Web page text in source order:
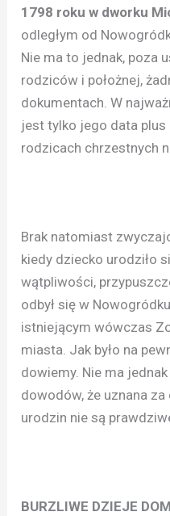
1798 roku w dworku
odległym od
Nie ma to jednak, poza
rodziców i położnej,
dokumentach. W
jest tylko jego data
rodzicach chrzestnych
Brak natomiast
kiedy dziecko urodziło
wątpliwości,
odbył się w
istniejącym wówczas
miasta. Jak było na
dowiemy. Nie ma
dowodów, że uznana
urodzin nie są
BURZLIWE DZIEJE